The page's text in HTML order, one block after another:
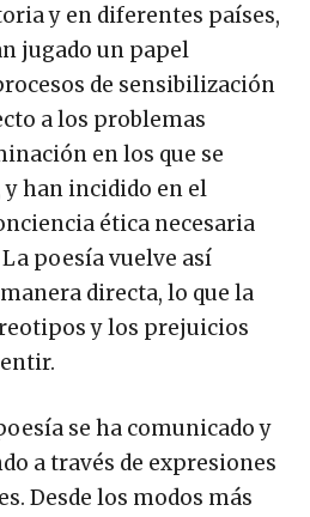
y en diferentes países,
jugado un papel
de sensibilización
a los problemas
en los que se
han incidido en el
ética necesaria
poesía vuelve así
directa, lo que la
y los prejuicios
se ha comunicado y
a través de expresiones
Desde los modos más